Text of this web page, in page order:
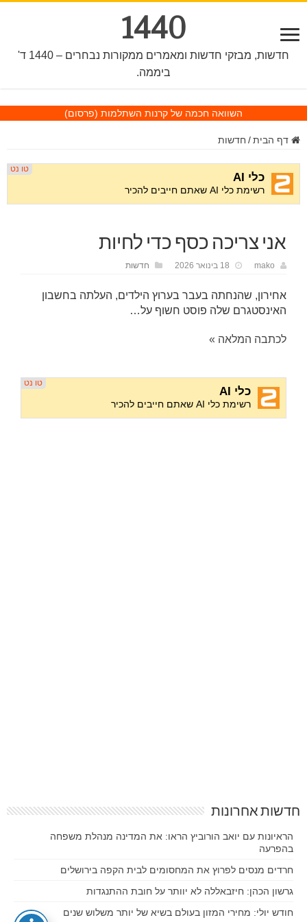
1440
חדשות, מבזקי חדשות ומאמרים ממקורות נבחרים – 1440 ד'
ביממה.
השוואה חכמה של קרנות השתלמות (פרסום)
דף הבית / חדשות
אני צריכה כסף כדי לחיות
mako 18 בינואר 2026 חדשות
אחירון, שהנחתה בעבר בערוץ הילדים, העלתה בחשבון
האינסטגרם שלה פוסט חשוף על…
לכתבה המלאה »
חדשות אחרונות
הראיונות עם יואב הורוביץ הראו: את המדינה מנהלת משפחה
בהפרעה
חרדים מנסים לפרוץ את המחסומים לבית הקפה בירושלים
גרשון הכהן: חיזבאללה לא יוותר על חובת ההתנגדות
חודש יולי: מחירי המזון בעולם בשיא של יותר משלוש שנים